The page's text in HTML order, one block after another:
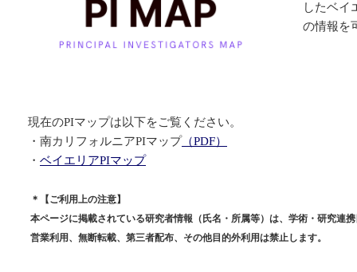
したベイ
の情報を
現在のPIマップは以下をご覧ください。
・ 南カリフォルニアPIマップ（PDF）
・ ベイエリアPIマップ
＊【ご利用上の注意】
本ページに掲載されている研究者情報（氏名・所属等）は、学術・研究連
営業利用、無断転載、第三者配布、その他目的外利用は禁止します。